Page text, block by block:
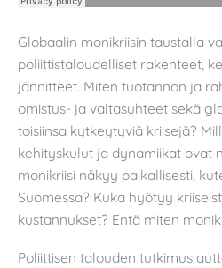
Globaalin monikriisin taustalla
poliittistaloudelliset rakenteet,
jännitteet. Miten tuotannon ja
omistus- ja valtasuhteet sekä
toisiinsa kytkeytyviä kriisejä?
kehityskulut ja dynamiikat ovat
monikriisi näkyy paikallisesti,
Suomessa? Kuka hyötyy
kustannukset? Entä miten
Poliittisen talouden tutkimus